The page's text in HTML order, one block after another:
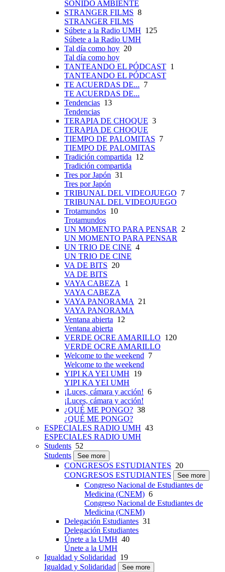
SONIDO AMBIENTE
STRANGER FILMS 8
STRANGER FILMS
Súbete a la Radio UMH 125
Súbete a la Radio UMH
Tal día como hoy 20
Tal día como hoy
TANTEANDO EL PÓDCAST 1
TANTEANDO EL PÓDCAST
TE ACUERDAS DE... 7
TE ACUERDAS DE...
Tendencias 13
Tendencias
TERAPIA DE CHOQUE 3
TERAPIA DE CHOQUE
TIEMPO DE PALOMITAS 7
TIEMPO DE PALOMITAS
Tradición compartida 12
Tradición compartida
Tres por Japón 31
Tres por Japón
TRIBUNAL DEL VIDEOJUEGO 7
TRIBUNAL DEL VIDEOJUEGO
Trotamundos 10
Trotamundos
UN MOMENTO PARA PENSAR
2
UN MOMENTO PARA PENSAR
UN TRIO DE CINE 4
UN TRIO DE CINE
VA DE BITS 20
VA DE BITS
VAYA CABEZA
1
VAYA CABEZA
VAYA PANORAMA
21
VAYA PANORAMA
Ventana abierta 12
Ventana abierta
VERDE OCRE AMARILLO 120
VERDE OCRE AMARILLO
Welcome to the weekend 7
Welcome to the weekend
YIPI KA YEI UMH 19
YIPI KA YEI UMH
¡Luces, cámara y acción! 6
¡Luces, cámara y acción!
¿QUÉ ME PONGO? 38
¿QUÉ ME PONGO?
ESPECIALES RADIO UMH 43
ESPECIALES RADIO UMH
Students 52
Students
See more
CONGRESOS ESTUDIANTES 20
CONGRESOS ESTUDIANTES
See more
Congreso Nacional de Estudiantes de
Medicina (CNEM) 6
Congreso Nacional de Estudiantes de
Medicina (CNEM)
Delegación Estudiantes 31
Delegación Estudiantes
Únete a la UMH 40
Únete a la UMH
Igualdad y Solidaridad 19
Igualdad y Solidaridad
See more